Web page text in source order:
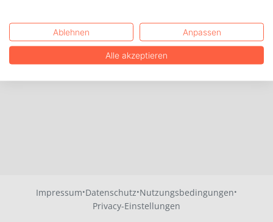
Impressum·Datenschutz·Nutzungsbedingungen·
Privacy-Einstellungen
Ablehnen Anpassen
Alle akzeptieren